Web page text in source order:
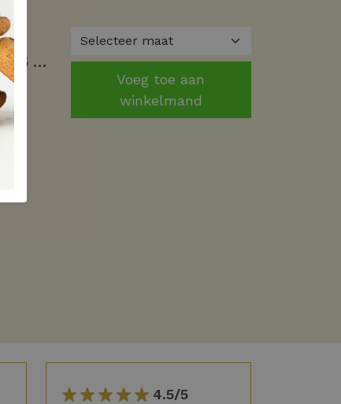
Studio Anneloes geesje blouse 13385 Blouse 9800 antraciet
Voeg toe aan
winkelmand
4.5/5